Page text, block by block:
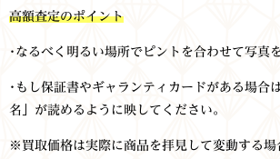
高額査定のポイント
･なるべく明るい場所でピントを合わせて写真
･もし保証書やギャランティカードがある場合
名」が読めるように映してください。
※買取価格は実際に商品を拝見して変動する場